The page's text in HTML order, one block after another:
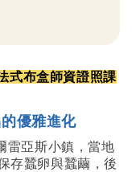
式布盒師資證照課
優雅進化
雷亞斯小鎮，當地
存蠶卵與蠶繭，後